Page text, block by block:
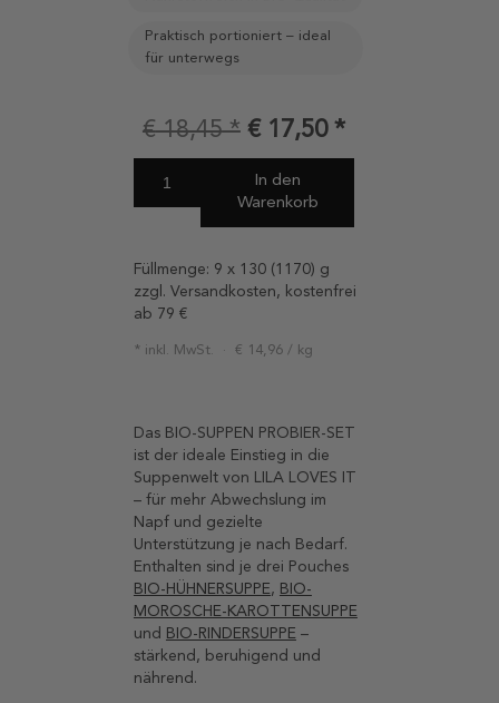
Praktisch portioniert – ideal
für unterwegs
€18,45 €17,50
In den
Warenkorb
Füllmenge: 9 x 130 (1170) g
zzgl. Versandkosten, kostenfrei
ab 79 €
inkl. MwSt. € 14,96/ kg
Das BIO-SUPPEN PROBIER-SET
ist der ideale Einstieg in die
Suppenwelt von LILA LOVES IT
– für mehr Abwechslung im
Napf und gezielte
Unterstützung je nach Bedarf.
Enthalten sind je drei Pouches
BIO-HÜHNERSUPPE, BIO-
MOROSCHE-KAROTTENSUPPE
und BIO-RINDERSUPPE–
stärkend, beruhigend und
nährend.